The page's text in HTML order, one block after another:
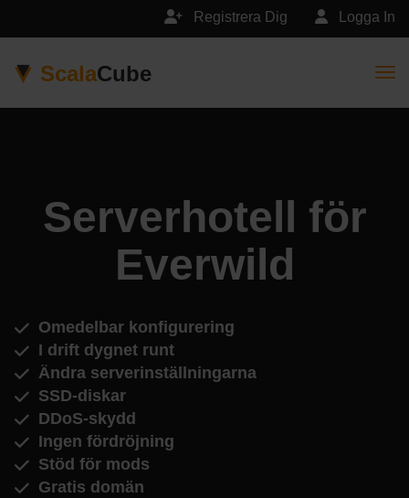
Logga In
Registrera Dig
ScalaCube
Serverhotell för
Everwild
Omedelbar konfigurering
I drift dygnet runt
Ändra serverinställningarna
SSD-diskar
DDoS-skydd
Ingen fördröjning
Stöd för mods
Gratis domän